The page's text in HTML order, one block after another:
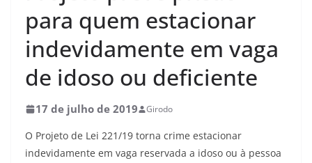
para quem estacionar
indevidamente em vaga
de idoso ou deficiente
17 de julho de 2019 Girodo
O Projeto de Lei 221/19 torna crime estacionar
indevidamente em vaga reservada a idoso ou à pessoa